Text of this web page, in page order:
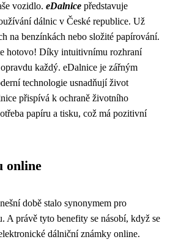
vozidlo. eDalnice představuje
dálnic v České republice. Už
na benzínkách nebo složité papírování.
hotovo! Díky intuitivnímu rozhraní
každý. eDalnice je zářným
technologie usnadňují život
přispívá k ochraně životního
papíru a tisku, což má pozitivní
online
době stalo synonymem pro
A právě tyto benefity se násobí, když se
dálniční známky online.